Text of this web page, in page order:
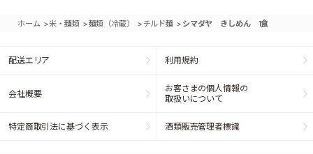
ホーム >米・麺類 >麺類（冷蔵） >チルド麺 > シマダヤ きしめん 1食
配送エリア 利用規約
会社概要
お客さまの個人情報の
取扱いについて
特定商取引法に基づく表示 酒類販売管理者標識